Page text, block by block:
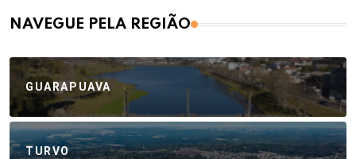
NAVEGUE PELA REGIÃO
GUARAPUAVA
TURVO